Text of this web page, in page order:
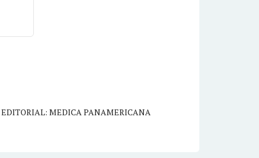
EDITORIAL: MEDICA PANAMERICANA